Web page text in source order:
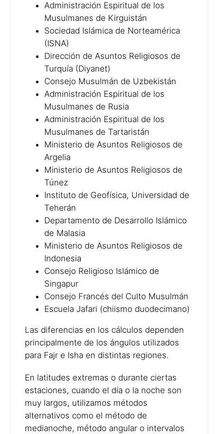
Administración Espiritual de los
Musulmanes de Kirguistán
Sociedad Islámica de Norteamérica
(ISNA)
Dirección de Asuntos Religiosos de
Turquía (Diyanet)
Consejo Musulmán de Uzbekistán
Administración Espiritual de los
Musulmanes de Rusia
Administración Espiritual de los
Musulmanes de Tartaristán
Ministerio de Asuntos Religiosos de
Argelia
Ministerio de Asuntos Religiosos de
Túnez
Instituto de Geofísica, Universidad de
Teherán
Departamento de Desarrollo Islámico
de Malasia
Ministerio de Asuntos Religiosos de
Indonesia
Consejo Religioso Islámico de
Singapur
Consejo Francés del Culto Musulmán
Escuela Jafari (chiismo duodecimano)
Las diferencias en los cálculos dependen
principalmente de los ángulos utilizados
para Fajr e Isha en distintas regiones.
En latitudes extremas o durante ciertas
estaciones, cuando el día o la noche son
muy largos, utilizamos métodos
alternativos como el método de
medianoche, método angular o intervalos